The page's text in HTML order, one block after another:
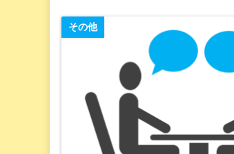
その他